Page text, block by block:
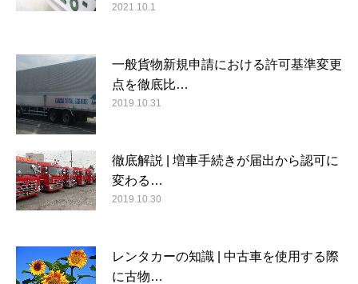
2021.10.1
一般貨物新規申請における許可基準変更
点を徹底比…
2019.10.31
徹底解説 | 増車手続きが届出から認可に
変わる…
2019.10.30
レンタカーの知識 | 中古車を使用する際
に古物…